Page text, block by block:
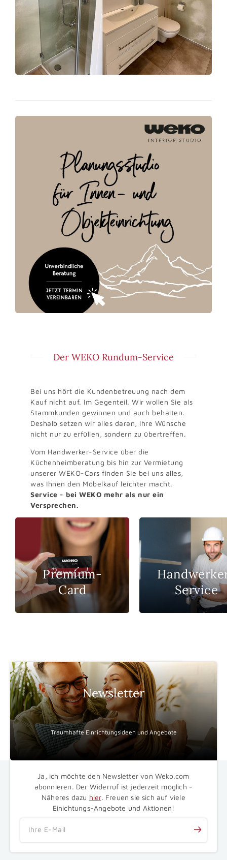
Der WEKO Rundum-Service
Bei uns hört die Kundenbetreuung nach dem
Kauf nicht auf. Im Gegenteil. Wir wollen Sie als
Stammkunden gewinnen und auch behalten.
Deshalb setzen wir alles daran, Ihre Wünsche
nicht nur zu erfüllen, sondern zu übertreffen.
Vom Handwerker-Service über die
Küchenheimberatung bis hin zur Vermietung
unserer WEKO-Cars finden Sie bei uns alles,
was Ihnen den Möbelkauf leichter macht.
Service - bei WEKO mehr als nur ein
Versprechen.
Premium-
Card
Service
Newsletter
Traumhafte Einrichtungsideen und Angebote
Ja, ich möchte den Newsletter von Weko.com
abonnieren. Der Widerruf ist jederzeit möglich -
Näheres dazu hier. Freuen sie sich auf viele
Einichtungs-Angebote und Aktionen!
Ihre E-Mail